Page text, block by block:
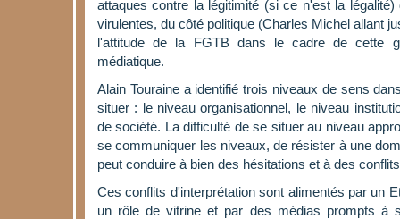
attaques contre la légitimité (si ce n'est la
virulentes, du côté politique (Charles Michel allant
l'attitude de la FGTB dans le cadre de cette
médiatique.
Alain Touraine a identifié trois niveaux de sens
situer : le niveau organisationnel, le niveau
de société. La difficulté de se situer au niveau
se communiquer les niveaux, de résister à une
peut conduire à bien des hésitations et à des
Ces conflits d'interprétation sont alimentés par un
un rôle de vitrine et par des médias prompts à